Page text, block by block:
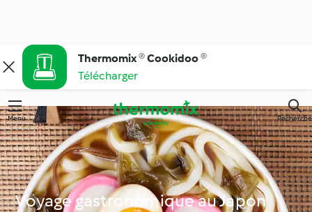
Thermomix ® Cookidoo ®
Télécharger
Menu Recherche
Voyage gastronomique au Japon